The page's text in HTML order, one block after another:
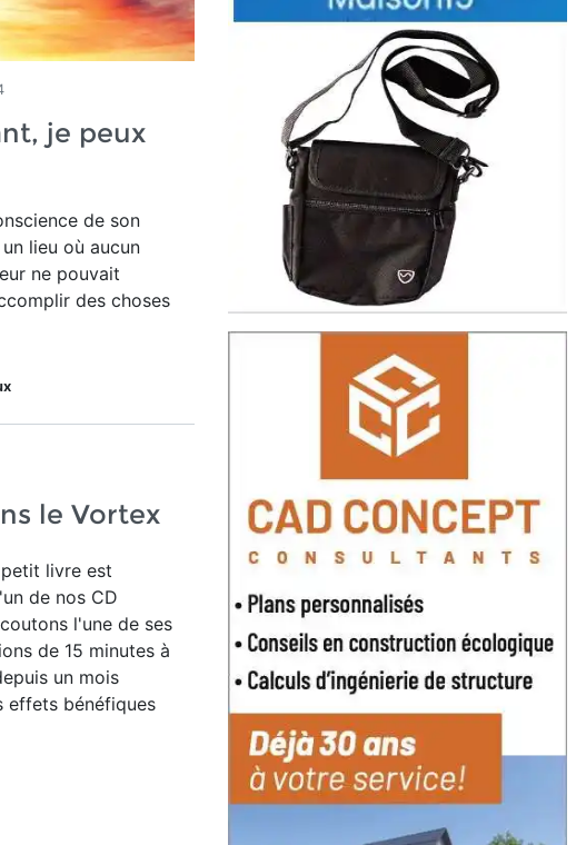
je peux
de son
lieu où aucun
ne pouvait
des choses
le Vortex
livre est
de nos CD
l'une de ses
de 15 minutes à
un mois
effets bénéfiques